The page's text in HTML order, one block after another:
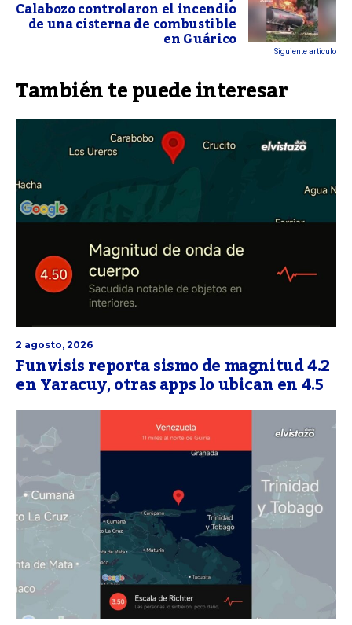
Calabozo controlaron el incendio
de una cisterna de combustible
en Guárico Siguiente articulo
También te puede interesar
2 agosto, 2026
Funvisis reporta sismo de magnitud 4.2
en Yaracuy, otras apps lo ubican en 4.5